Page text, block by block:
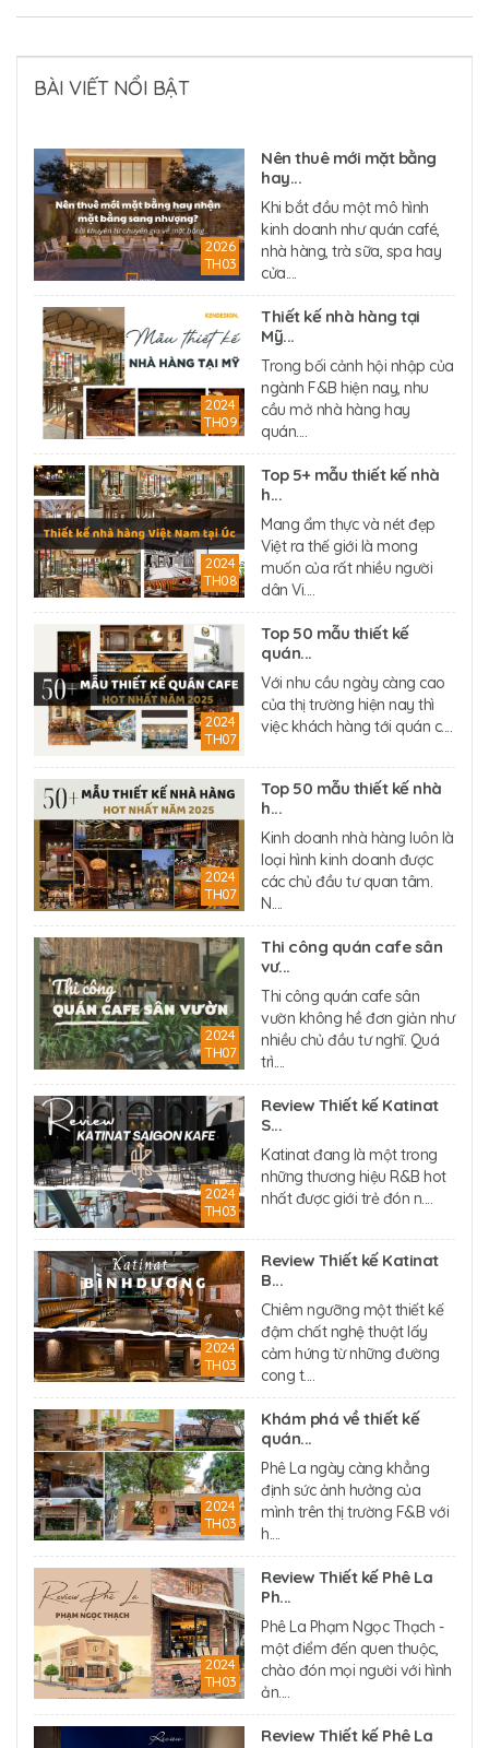
BÀI VIẾT NỔI BẬT
2026
TH03
Nên thuê mới mặt bằng
hay...
Khi bắt đầu một mô hình
kinh doanh như quán café,
nhà hàng, trà sữa, spa hay
cửa....
2024
TH09
Thiết kế nhà hàng tại
Mỹ...
Trong bối cảnh hội nhập của
ngành F&B hiện nay, nhu
cầu mở nhà hàng hay
quán....
2024
TH08
Top 5+ mẫu thiết kế nhà
h...
Mang ẩm thực và nét đẹp
Việt ra thế giới là mong
muốn của rất nhiều người
dân Vi....
2024
TH07
Top 50 mẫu thiết kế
quán...
Với nhu cầu ngày càng cao
của thị trường hiện nay thì
việc khách hàng tới quán c....
2024
TH07
Top 50 mẫu thiết kế nhà
h...
Kinh doanh nhà hàng luôn là
loại hình kinh doanh được
các chủ đầu tư quan tâm.
N....
2024
TH07
Thi công quán cafe sân
vư...
Thi công quán cafe sân
vườn không hề đơn giản như
nhiều chủ đầu tư nghĩ. Quá
trì....
2024
TH03
Review Thiết kế Katinat
S...
Katinat đang là một trong
những thương hiệu R&B hot
nhất được giới trẻ đón n....
2024
TH03
Review Thiết kế Katinat
B...
Chiêm ngưỡng một thiết kế
đậm chất nghệ thuật lấy
cảm hứng từ những đường
cong t....
2024
TH03
Khám phá về thiết kế
quán...
Phê La ngày càng khẳng
định sức ảnh hưởng của
mình trên thị trường F&B với
h....
2024
TH03
Review Thiết kế Phê La
Ph...
Phê La Phạm Ngọc Thạch -
một điểm đến quen thuộc,
chào đón mọi người với hình
ản....
Review Thiết kế Phê La